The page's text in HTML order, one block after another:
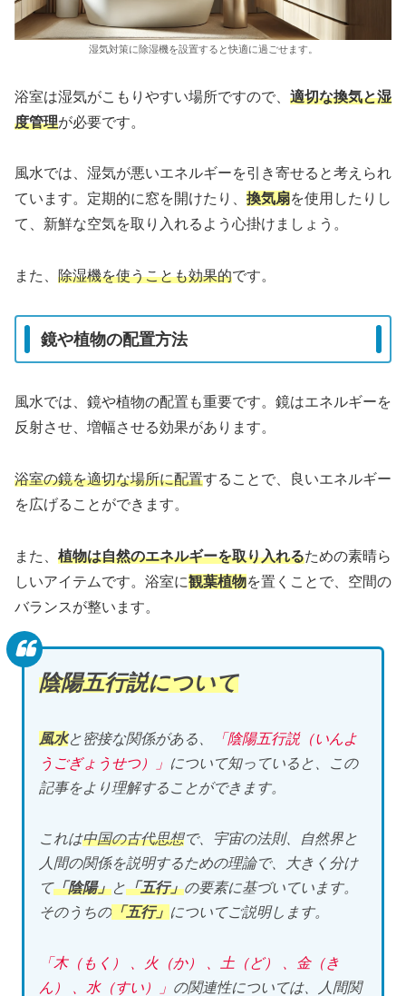
湿気対策に除湿機を設置すると快適に過ごせます。
浴室は湿気がこもりやすい場所ですので、 適切な換気と湿
度管理が必要です。
風水では、湿気が悪いエネルギーを引き寄せると考えられ
ています。定期的に窓を開けたり、 換気扇を使用したりし
て、新鮮な空気を取り入れるよう心掛けましょう。
また、 除湿機を使うことも効果的です。
鏡や植物の配置方法
風水では、鏡や植物の配置も重要です。鏡はエネルギーを
反射させ、増幅させる効果があります。
浴室の鏡を適切な場所に配置することで、良いエネルギー
を広げることができます。
また、 植物は自然のエネルギーを取り入れるための素晴ら
しいアイテムです。浴室に観葉植物を置くことで、空間の
バランスが整います。
陰陽五行説について
風水と密接な関係がある、
「陰陽五行説（いんよ
うごぎょうせつ）」 について知っていると、この
記事をより理解することができます。
これは中国の古代思想で、宇宙の法則、自然界と
人間の関係を説明するための理論で、大きく分け
て「陰陽」と「五行」の要素に基づいています。
そのうちの 「五行」 についてご説明します。
「木（もく） 、火（か） 、土（ど） 、金（き
ん） 、水（すい）」 の関連性については、人間関